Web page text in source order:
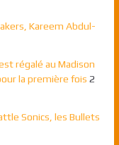
Kareem Abdul-
régalé au Madison
la première fois 2
Sonics, les Bullets